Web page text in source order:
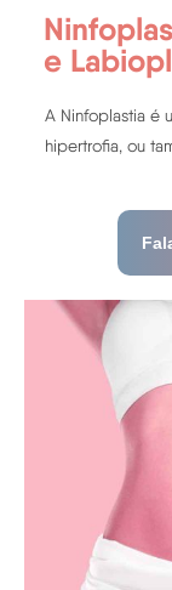
e
A Ninfoplastia é
hipertrofia, ou